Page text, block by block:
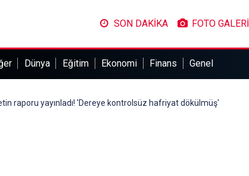
SON DAKİKA FOTO GALERİ
Dünya Eğitim Ekonomi Finans Genel
raporu yayınladı! 'Dereye kontrolsüz hafriyat dökülmüş'